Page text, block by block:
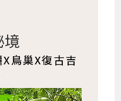
境
鳥巢X復古吉